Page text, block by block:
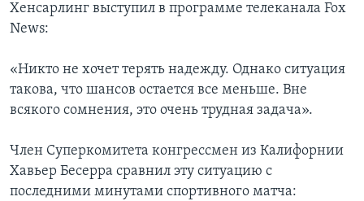
Хенсарлинг выступил в программе телеканала Fox
News:
«Никто не хочет терять надежду. Однако ситуация
такова, что шансов остается все меньше. Вне
всякого сомнения, это очень трудная задача».
Член Суперкомитета конгрессмен из Калифорнии
Хавьер Бесерра сравнил эту ситуацию с
последними минутами спортивного матча: